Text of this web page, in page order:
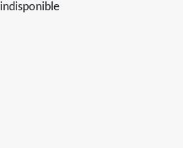
indisponible